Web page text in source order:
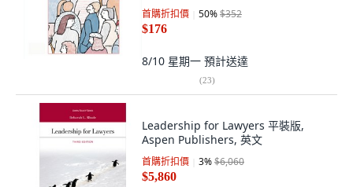
首購折扣價 50%$352
$176
8/10 星期一 預計送達
(23)
Leadership for Lawyers 平裝版,
Aspen Publishers, 英文
首購折扣價 3%$6,060
$5,860